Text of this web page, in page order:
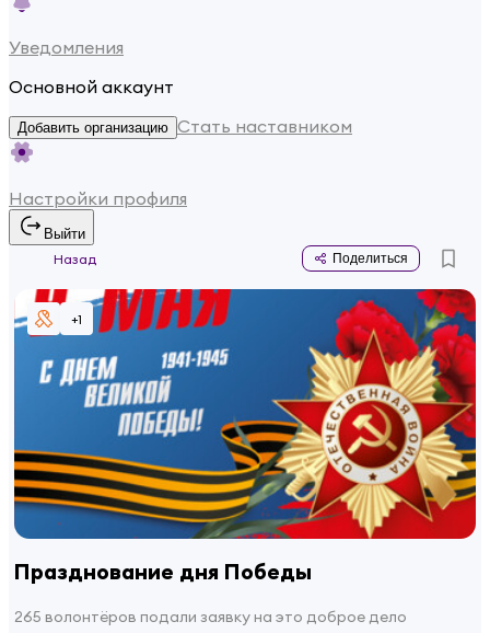
Уведомления
Основной аккаунт
Добавить организацию Стать наставником
Настройки профиля
Выйти
Назад
Поделиться
+1
Празднование дня Победы
265 волонтёров подали заявку на это доброе дело